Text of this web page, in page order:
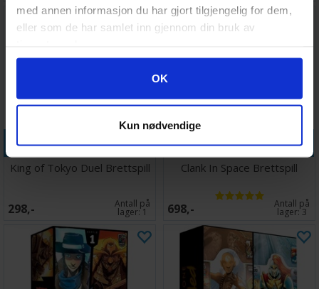
med annen informasjon du har gjort tilgjengelig for dem,
eller som de har samlet inn gjennom din bruk av
Googles retningslinjer for personvern
OK
Kun nødvendige
Legg i handlekurven
King of Tokyo Duel Brettspill
298,- Antall på
lager:1
Legg i handlekurven
Clank In Space Brettspill
698,- Antall på
lager:3